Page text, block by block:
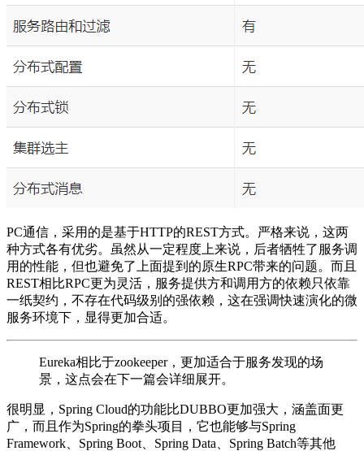
PC通信，采用的是基于HTTP的REST方式。严格来说，这两
种方式各有优劣。虽然从一定程度上来说，后者牺牲了服务调
用的性能，但也避免了上面提到的原生RPC带来的问题。而且
REST相比RPC更为灵活，服务提供方和调用方的依赖只依靠
一纸契约，不存在代码级别的强依赖，这在强调快速演化的微
服务环境下，显得更加合适。
Eureka相比于zookeeper，更加适合于服务发现的场
景，这点会在下一篇会详细展开。
很明显，Spring Cloud的功能比DUBBO更加强大，涵盖面更
广，而且作为Spring的拳头项目，它也能够与Spring
Framework、Spring Boot、Spring Data、Spring Batch等其他